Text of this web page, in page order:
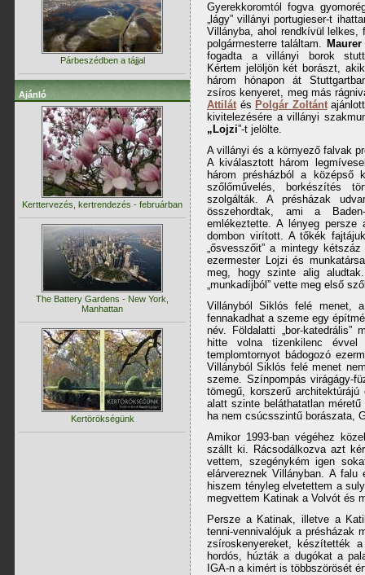
Párbeszédben a tájjal
Ajánló
Kerttervezés, kertrendezés - februárban
The Battery Gardens - New York,
Manhattan
Kertörökségünk
Gyerekkoromtól fogva
„lágy” villányi portugieser-t
Villányba, ahol rendkívül lelkes,
polgármesterre találtam.
fogadta a villányi borok
Kértem jelöljön két borászt,
három hónapon át
zsíros kenyeret, meg más
Attilát és Polgár Zoltánt
kivitelezésére a villányi
„Lojzi”-t jelölte.
A villányi és a környező falvak
A kiválasztott három
három présházból a középső
szőlőművelés, borkészítés
szolgálták. A présházak
összehordtak, ami a
emlékeztette. A lényeg
dombon virított. A tőkék
„ősvesszőit” a mintegy
ezermester Lojzi és
meg, hogy szinte alig
„munkadíjból” vette meg első
Villányból Siklós felé menet,
fennakadhat a szeme egy
név. Földalatti „bor-katedrális”
hitte volna tizenkilenc
templomtornyot bádogozó
Villányból Siklós felé menet
szeme. Színpompás virágágy-
tömegű, korszerű
alatt szinte beláthatatlan méretű
ha nem csúcsszintű borászata,
Amikor 1993-ban végéhez
szállt ki. Rácsodálkozva azt
vettem, szegénykém igen
elárvereznek Villányban. A
hiszem tényleg elvetettem a
megvettem Katinak a Volvót és
Persze a Katinak, illetve a
tenni-vennivalójuk a présházak
zsíroskenyereket, készítették
hordós, húzták a dugókat a
IGA-n a kimért is többszörösét